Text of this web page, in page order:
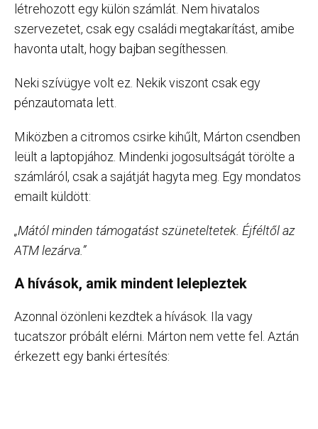
létrehozott egy külön számlát. Nem hivatalos
szervezetet, csak egy családi megtakarítást, amibe
havonta utalt, hogy bajban segíthessen.
Neki szívügye volt ez. Nekik viszont csak egy
pénzautomata lett.
Miközben a citromos csirke kihűlt, Márton csendben
leült a laptopjához. Mindenki jogosultságát törölte a
számláról, csak a sajátját hagyta meg. Egy mondatos
emailt küldött:
„Mától minden támogatást szüneteltetek. Éjféltől az
ATM lezárva.”
A hívások, amik mindent lelepleztek
Azonnal özönleni kezdtek a hívások. Ila vagy
tucatszor próbált elérni. Márton nem vette fel. Aztán
érkezett egy banki értesítés: